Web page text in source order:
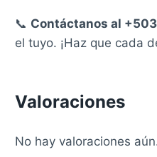
📞 Contáctanos al +503
el tuyo. ¡Haz que cada
Valoraciones
No hay valoraciones